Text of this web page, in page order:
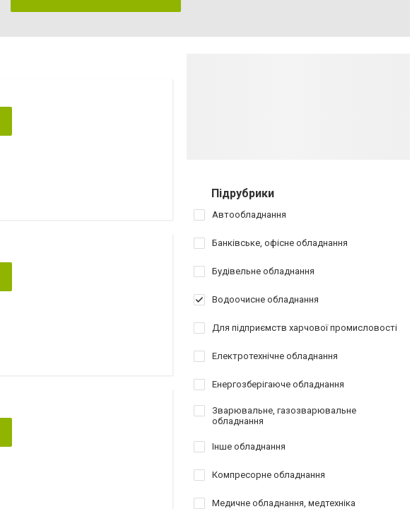
Підрубрики
Автообладнання
Банківське, офісне обладнання
Будівельне обладнання
Водоочисне обладнання
Для підприємств харчової промисловості
Електротехнічне обладнання
Енергозберігаюче обладнання
Зварювальне, газозварювальне
обладнання
Інше обладнання
Компресорне обладнання
Медичне обладнання, медтехніка